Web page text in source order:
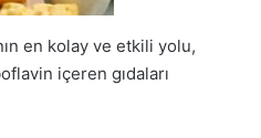
en kolay ve etkili yolu,
içeren gıdaları